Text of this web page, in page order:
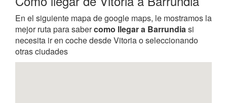
En el siguiente mapa de google maps, le mostramos la
mejor ruta para sabercomo llegar a Barrundiasi
necesita ir en coche desde Vitoria o seleccionando
otras ciudades